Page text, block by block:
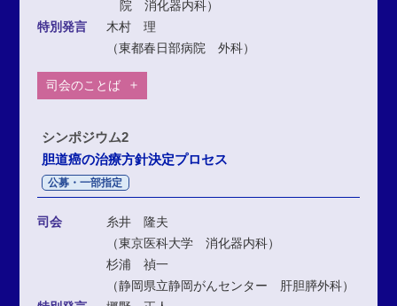
院 消化器内科）
特別発言
木村 理
（東都春日部病院 外科）
司会のことば
シンポジウム2
胆道癌の治療方針決定プロセス
公募・一部指定
司会
糸井 隆夫
（東京医科大学 消化器内科）
杉浦 禎一
（静岡県立静岡がんセンター 肝胆膵外科）